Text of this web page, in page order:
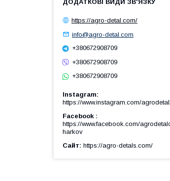
https://agro-detal.com/
info@agro-detal.com
+380672908709
+380672908709
+380672908709
Instagram
https://www.instagram.com/
Facebook
https://www.facebook.com/
harkov
Сайт https://agro-detals.com/